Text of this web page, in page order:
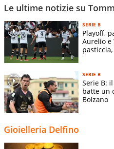
Le ultime notizie su
SERIE B
Playoff,
Aurelio e
SERIE B
Serie B:
batte un
Bolzano
Gioielleria Delfino